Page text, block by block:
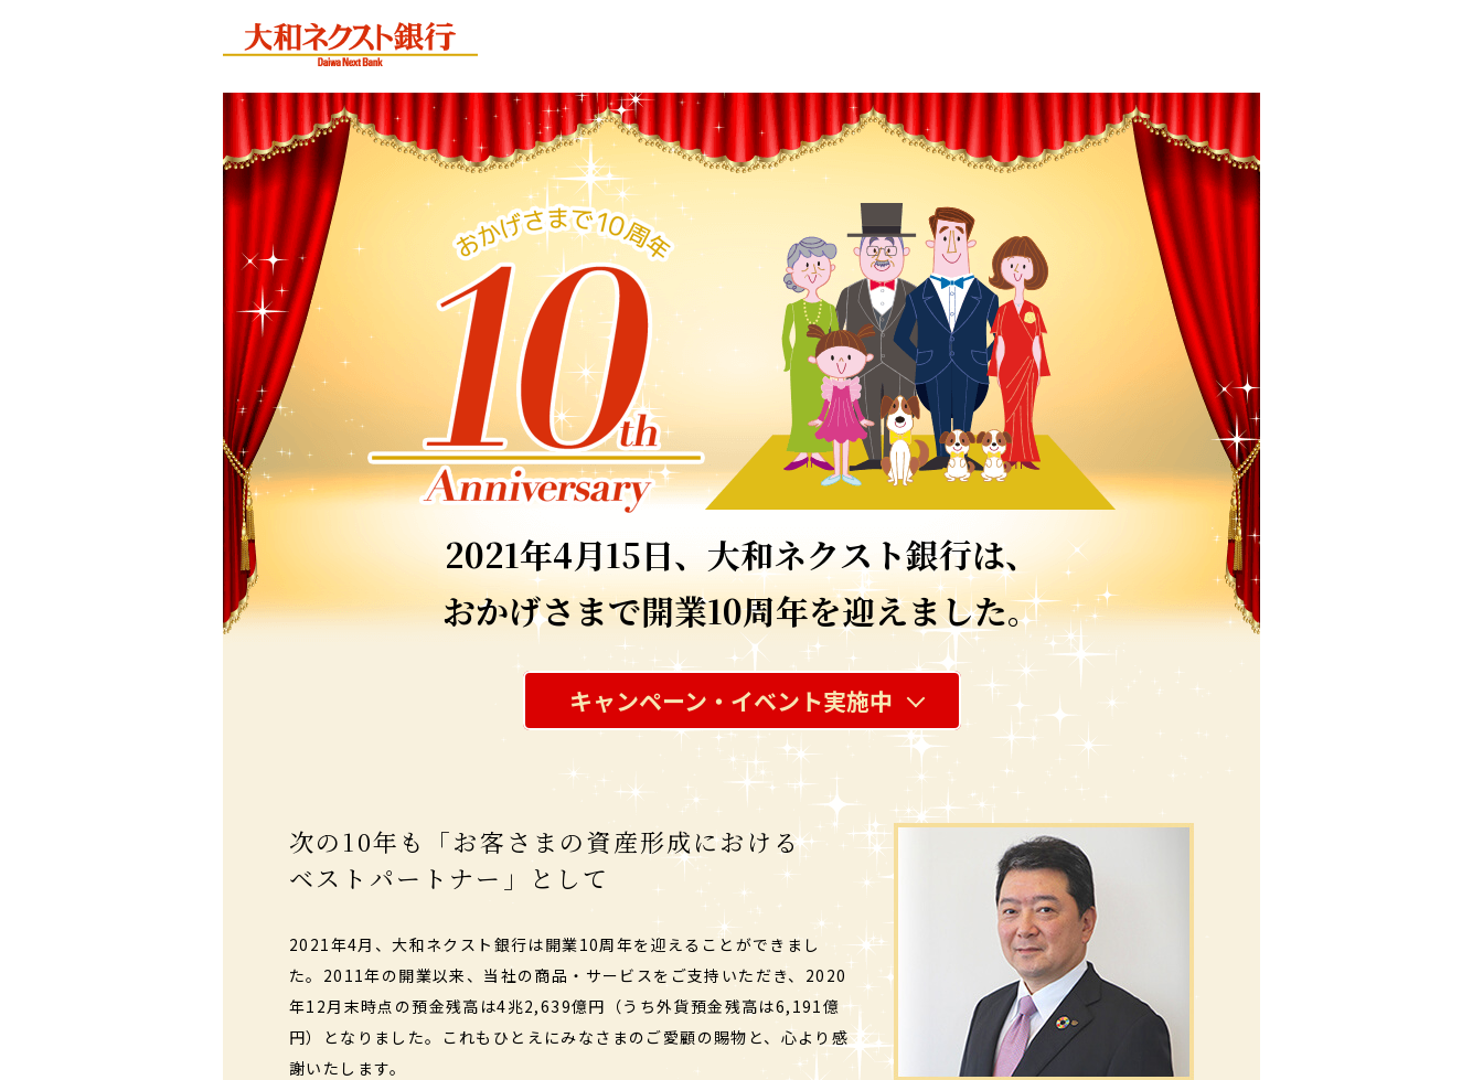
2021年4月15日、 大和ネクスト銀行は、
おかげさまで開業10周年を迎えました。
キャンペーン・イベント実施中
次の10年も
「お客さまの資産形成における
ベストパートナー」として
2021年4月、大和ネクスト銀行は開業10周年を迎えることができまし
た。2011年の開業以来、当社の商品・サービスをご支持いただき、2020
年12月末時点の預金残高は4兆2,639億円（うち外貨預金残高は6,191億
円）となりました。これもひとえにみなさまのご愛顧の賜物と、心より感
謝いたします。